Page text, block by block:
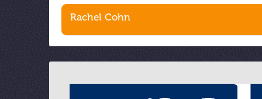
Rachel Cohn